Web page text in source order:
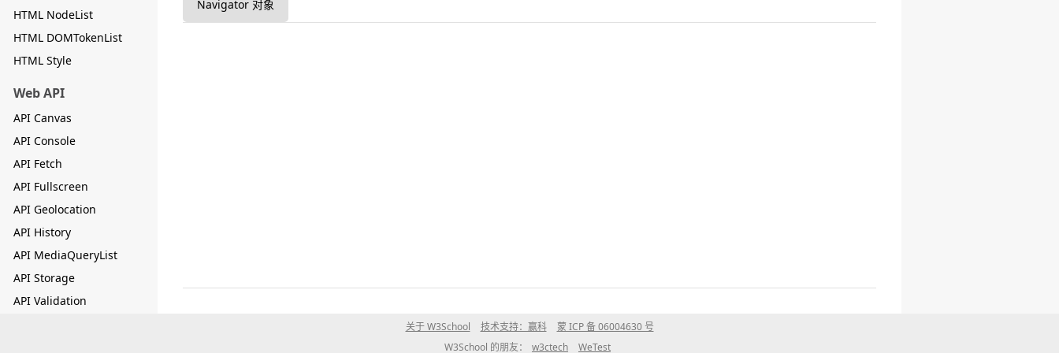
HTML NodeList
HTML DOMTokenList
HTML Style
Web API
API Canvas
API Console
API Fetch
API Fullscreen
API Geolocation
API History
API MediaQueryList
API Storage
API Validation
Navigator 对象
关于 W3School 技术支持：赢科
蒙 ICP 备 06004630 号
W3School 的朋友：
w3ctech WeTest